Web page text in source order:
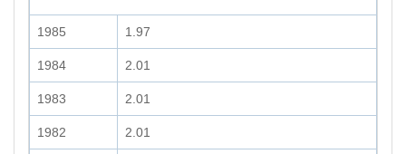
1985 1.97
1984 2.01
1983 2.01
1982 2.01